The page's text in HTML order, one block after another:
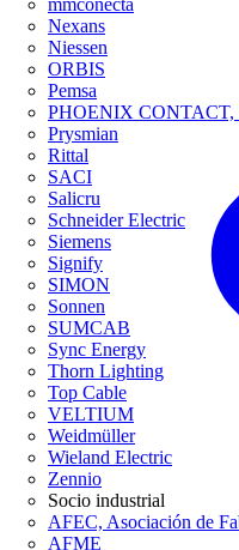
mmconecta
Nexans
Niessen
ORBIS
Pemsa
PHOENIX CONTACT,
Prysmian
Rittal
SACI
Salicru
Schneider Electric
Siemens
Signify
SIMON
Sonnen
SUMCAB
Sync Energy
Thorn Lighting
Top Cable
VELTIUM
Weidmüller
Wieland Electric
Zennio
Socio industrial
AFEC, Asociación de
AFME